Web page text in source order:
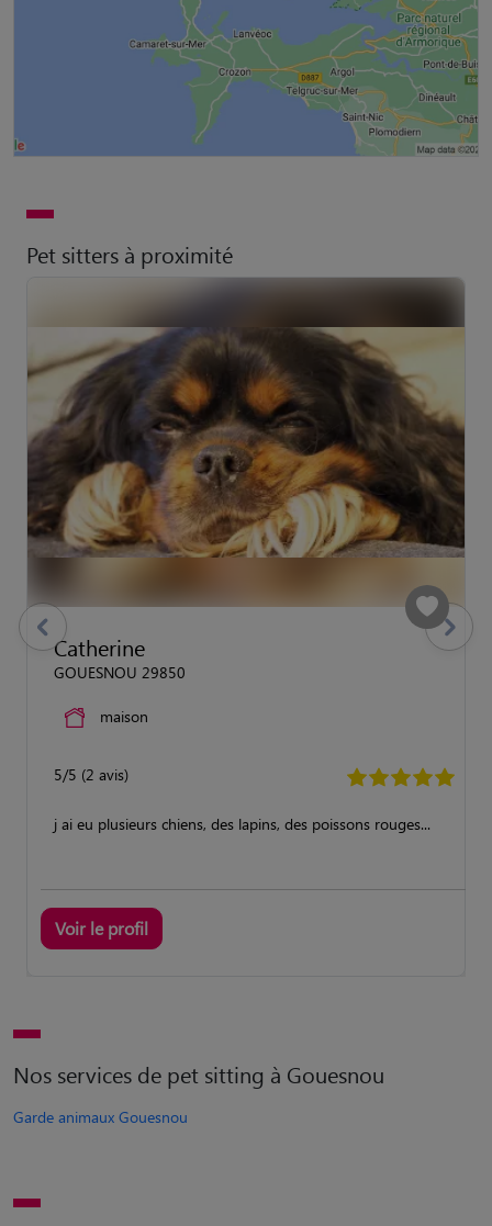
Pet sitters à proximité
Catherine
GOUESNOU 29850
maison
5/5 (2 avis)
j ai eu plusieurs chiens, des lapins, des poissons rouges...
Voir le profil
previous Suivant
Nos services de pet sitting à Gouesnou
Garde animaux Gouesnou